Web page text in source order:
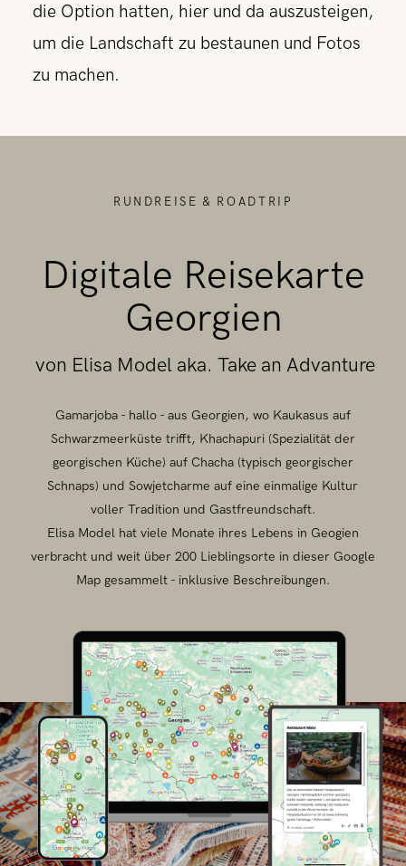
die Option hatten, hier und da auszusteigen,
um die Landschaft zu bestaunen und Fotos
zu machen.
RUNDREISE & ROADTRIP
Digitale Reisekarte
Georgien
von Elisa Model aka. Take an Advanture
Gamarjoba - hallo - aus Georgien, wo Kaukasus auf
Schwarzmeerküste trifft, Khachapuri (Spezialität der
georgischen Küche) auf Chacha (typisch georgischer
Schnaps) und Sowjetcharme auf eine einmalige Kultur
voller Tradition und Gastfreundschaft.
Elisa Model hat viele Monate ihres Lebens in Geogien
verbracht und weit über 200 Lieblingsorte in dieser Google
Map gesammelt - inklusive Beschreibungen.